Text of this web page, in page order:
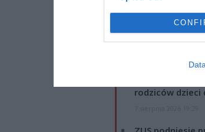
ZOBACZ RÓWNIEŻ:
rodziców dzieci